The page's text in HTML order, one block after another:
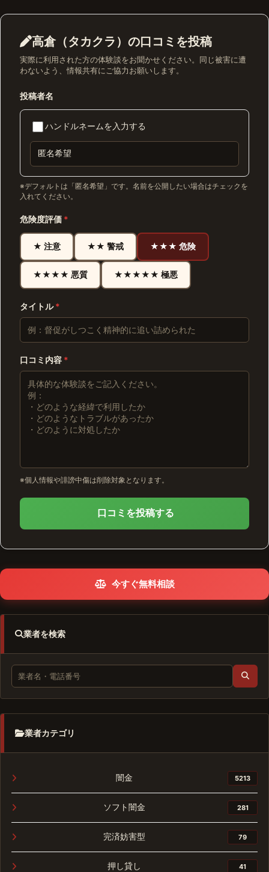
高倉（タカクラ）の口コミを投稿
実際に利用された方の体験談をお聞かせください。同じ被害に遭
わないよう、情報共有にご協力お願いします。
投稿者名
ハンドルネームを入力する
※デフォルトは「匿名希望」です。名前を公開したい場合はチェックを
入れてください。
危険度評価 *
★ 注意 ★★ 警戒 ★★★ 危険
★★★★ 悪質 ★★★★★ 極悪
タイトル*
口コミ内容 *
※個人情報や誹謗中傷は削除対象となります。
口コミを投稿する
今すぐ無料相談
業者を検索
業者カテゴリ
闇金 5213
ソフト闇金 281
完済妨害型 79
押し貸し 41